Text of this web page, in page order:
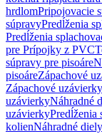
hrdlomPripojovacie
súpravyPredĺženia
Predĺženia
pre Prípojky z PVC
súpravy pre pisoáre
pisoáreZápachové
Zápachové
uzávierkyNáhradné
uzávierkyPredĺženia
kolienNáhradné